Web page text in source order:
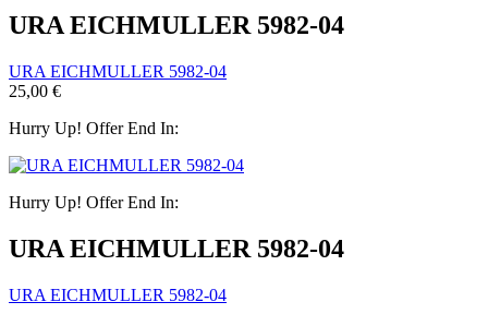
URA EICHMULLER 5982-04
URA EICHMULLER 5982-04
25,00 €
Hurry Up! Offer End In:
Hurry Up! Offer End In:
URA EICHMULLER 5982-04
URA EICHMULLER 5982-04